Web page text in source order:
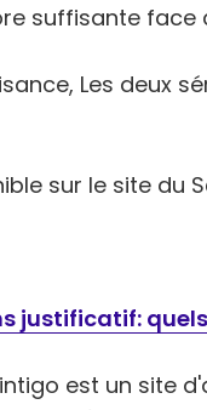
suffisante
Les deux
sur le site du
justificatif:
est un site